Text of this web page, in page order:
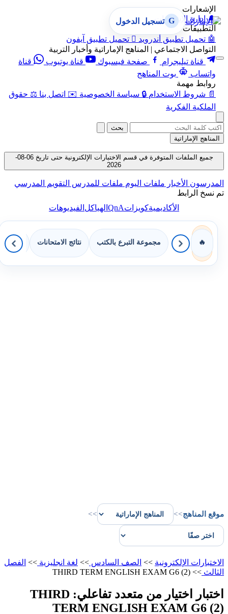
الإشعارات
🔔 إدارة الإشعارات
التطبيقات
🤖 تحميل تطبيق أندرويد  تحميل تطبيق آيفون
التواصل الاجتماعي | المناهج الإماراتية وأخبار التربية
قناة تيليجرام
صفحة فيسبوك قناة يوتيوب
قناة
واتساب
بوت المناهج
روابط مهمة
📄 شروط الاستخدام 🔒 سياسة الخصوصية ✉️ اتصل بنا ⚖️ حقوق
الملكية الفكرية
G تسجيل الدخول
بحث
المناهج الإماراتية
جميع الملفات المتوفرة في قسم الاختبارات الإلكترونية حتى تاريخ 06-08-
2026
المدرسون الأخبار ملفات اليوم ملفات للمدرس التقويم المدرسي
تم نسخ الرابط
الأكاديميةكويزاتQnAالهياكل الفيديوهات
🔥 مجموعة التبرع بالكتب نتائج الامتحانات
موقع المناهج>>
>>
الاختبارات الإلكترونية >> الصف السادس >> لغة انجليزية >> الفصل
الثالث >>
THIRD TERM ENGLISH EXAM G6 (2)
اختبار اختيار من متعدد تفاعلي: THIRD
TERM ENGLISH EXAM G6 (2)